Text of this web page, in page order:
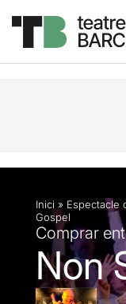
Descripció
Inici » Espectacle
Gospel
Comprar
Non